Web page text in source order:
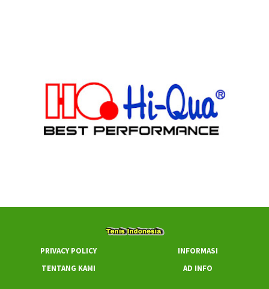
PRIVACY POLICY
INFORMASI
TENTANG KAMI
AD INFO